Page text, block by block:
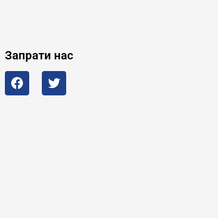
Запрати нас